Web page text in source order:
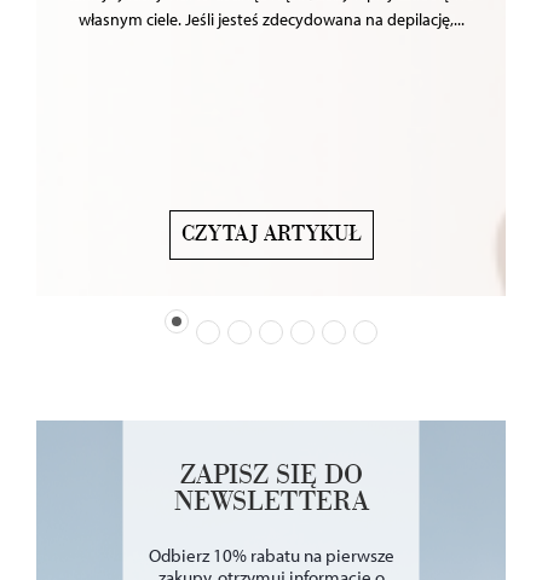
własnym ciele. Jeśli jesteś zdecydowana na depilację,...
CZYTAJ ARTYKUŁ
ZAPISZ SIĘ DO
NEWSLETTERA
Odbierz 10% rabatu na pierwsze